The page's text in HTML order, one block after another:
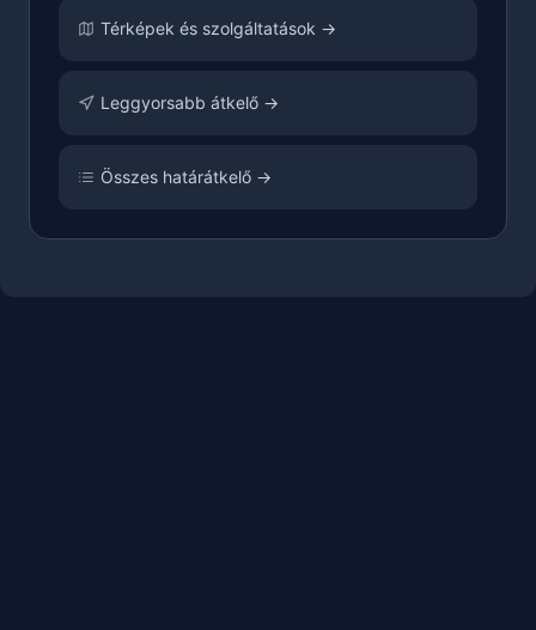
Térképek és szolgáltatások →
Leggyorsabb átkelő →
Összes határátkelő →